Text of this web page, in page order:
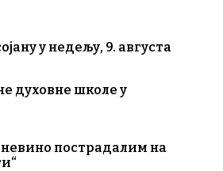
у недељу, 9. августа
духовне школе у
пострадалим на